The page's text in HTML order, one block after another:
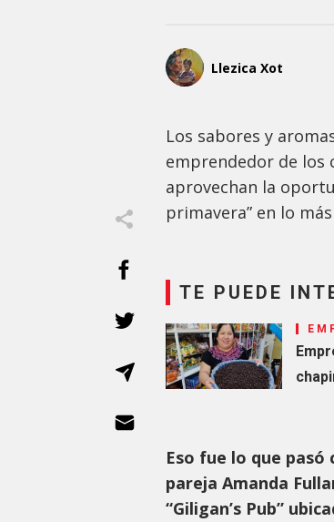
Llezica Xot
Los sabores y
emprendedor de los
aprovechan la
primavera” en lo
TE PUEDE
Eso fue lo que
pareja Amanda
“Giligan’s Pub”